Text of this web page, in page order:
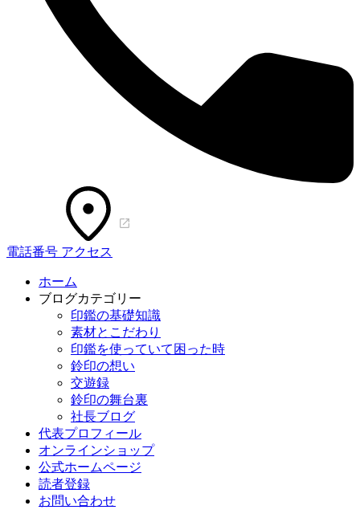
電話番号 アクセス
ホーム
ブログカテゴリー
印鑑の基礎知識
素材とこだわり
印鑑を使っていて困った時
鈴印の想い
交遊録
鈴印の舞台裏
社長ブログ
代表プロフィール
オンラインショップ
公式ホームページ
読者登録
お問い合わせ